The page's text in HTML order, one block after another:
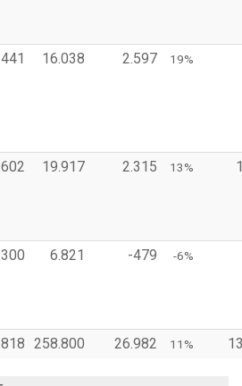
16.038 2.597 19%
19.917 2.315 13%
6.821 -479 -6%
258.800 26.982 11%